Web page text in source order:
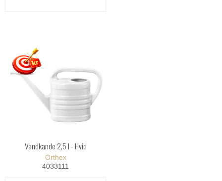
Vandkande 2,5 l - Hvid
Orthex
4033111